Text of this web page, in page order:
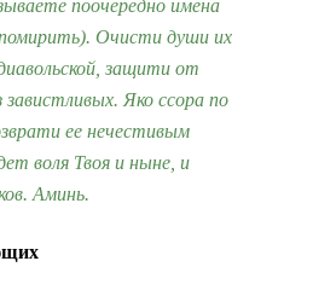
поочередно имена
Очисти души их
защити от
завистливых. Яко ссора по
ее нечестивым
воля Твоя и ныне, и
Аминь.